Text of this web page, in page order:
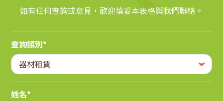
如有任何查詢或意見，歡迎填妥本表格與我們聯絡。
查詢類別*
姓名*